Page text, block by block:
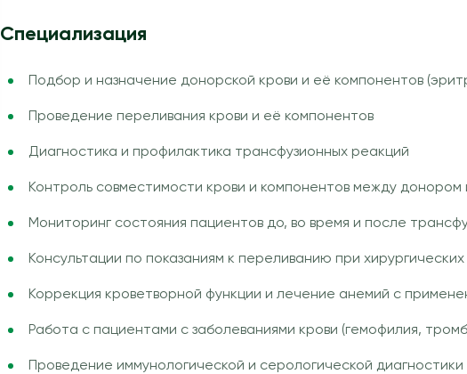
Специализация
Подбор и назначение донорской крови и её компонентов
Проведение переливания крови и её компонентов
Диагностика и профилактика трансфузионных реакций
Контроль совместимости крови и компонентов между донором
Мониторинг состояния пациентов до, во время и после
Консультации по показаниям к переливанию при
Коррекция кроветворной функции и лечение анемий с
Работа с пациентами с заболеваниями крови (гемофилия,
Проведение иммунологической и серологической диагностики